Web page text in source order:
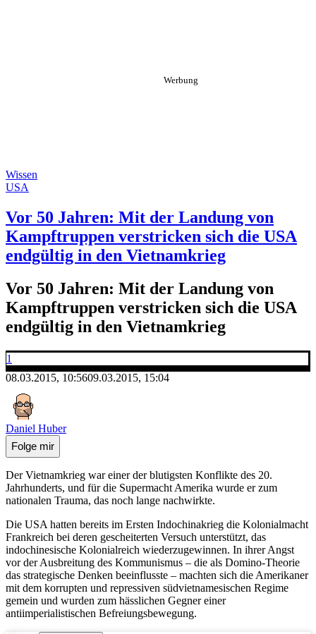
Wissen
USA
Vor 50 Jahren: Mit der Landung von
Kampftruppen verstricken sich die USA
endgültig in den Vietnamkrieg
Vor 50 Jahren: Mit der Landung von
Kampftruppen verstricken sich die USA
endgültig in den Vietnamkrieg
1
08.03.2015, 10:5609.03.2015, 15:04
Daniel Huber
Folge mir
Der Vietnamkrieg war einer der blutigsten Konflikte des 20.
Jahrhunderts, und für die Supermacht Amerika wurde er zum
nationalen Trauma, das noch lange nachwirkte.
Die USA hatten bereits im Ersten Indochinakrieg die Kolonialmacht
Frankreich bei deren gescheiterten Versuch unterstützt, das
indochinesische Kolonialreich wiederzugewinnen. In ihrer Angst
vor der Ausbreitung des Kommunismus – die als Domino-Theorie
das strategische Denken beeinflusste – machten sich die Amerikaner
mit dem korrupten und repressiven südvietnamesischen Regime
gemein und wurden zum hässlichen Gegner einer
antiimperialistischen Befreiungsbewegung.